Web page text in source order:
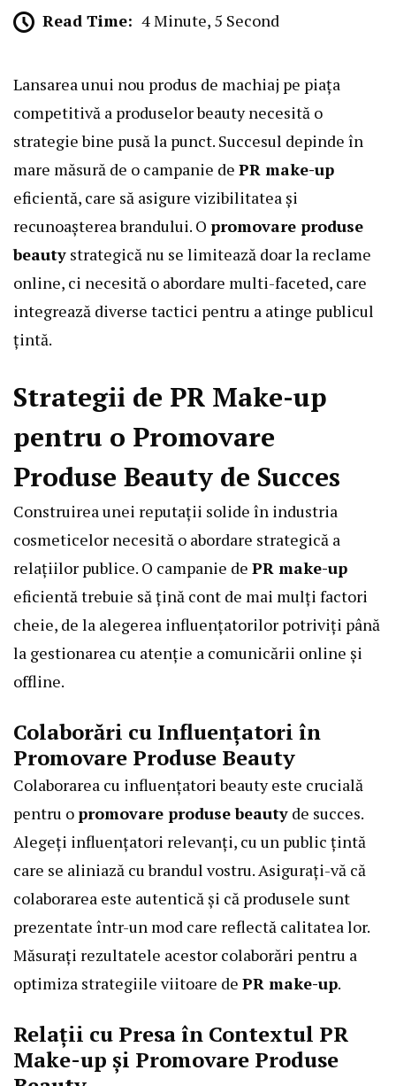
Read Time: 4 Minute, 5 Second
Lansarea unui nou produs de machiaj pe piața
competitivă a produselor beauty necesită o
strategie bine pusă la punct. Succesul depinde în
mare măsură de o campanie de PR make-up
eficientă, care să asigure vizibilitatea și
recunoașterea brandului. O promovare produse
beauty strategică nu se limitează doar la reclame
online, ci necesită o abordare multi-faceted, care
integrează diverse tactici pentru a atinge publicul
țintă.
Strategii de PR Make-up
pentru o Promovare
Produse Beauty de Succes
Construirea unei reputații solide în industria
cosmeticelor necesită o abordare strategică a
relațiilor publice. O campanie de PR make-up
eficientă trebuie să țină cont de mai mulți factori
cheie, de la alegerea influențatorilor potriviți până
la gestionarea cu atenție a comunicării online și
offline.
Colaborări cu Influențatori în
Promovare Produse Beauty
Colaborarea cu influențatori beauty este crucială
pentru opromovare produse beauty de succes.
Alegeți influențatori relevanți, cu un public țintă
care se aliniază cu brandul vostru. Asigurați-vă că
colaborarea este autentică și că produsele sunt
prezentate într-un mod care reflectă calitatea lor.
Măsurați rezultatele acestor colaborări pentru a
optimiza strategiile viitoare de PR make-up.
Relații cu Presa în Contextul PR
Make-up și Promovare Produse